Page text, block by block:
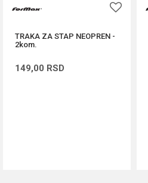
TRAKA ZA STAP NEOPREN -
2kom.
149,00 RSD